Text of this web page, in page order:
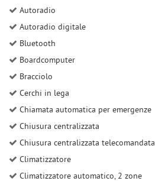
Autoradio
Autoradio digitale
Bluetooth
Boardcomputer
Bracciolo
Cerchi in lega
Chiamata automatica per emergenze
Chiusura centralizzata
Chiusura centralizzata telecomandata
Climatizzatore
Climatizzatore automatico, 2 zone